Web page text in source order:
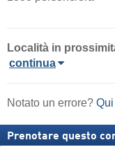
Località in
continua
Notato un errore?
Prenotare questo